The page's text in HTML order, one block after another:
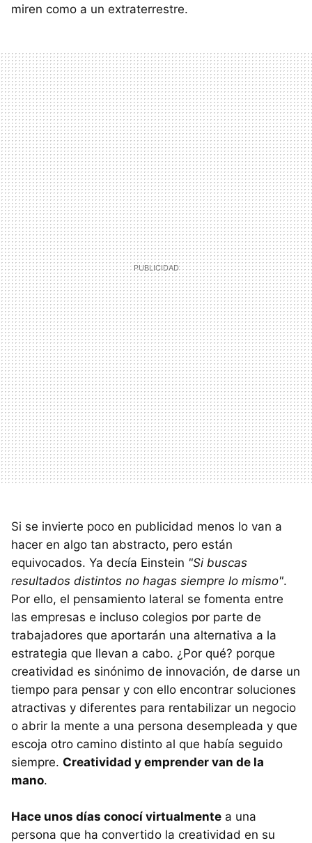
miren como a un extraterrestre.
Si se invierte poco en publicidad menos lo van a
hacer en algo tan abstracto, pero están
equivocados. Ya decía Einstein "Si buscas
resultados distintos no hagas siempre lo mismo".
Por ello, el pensamiento lateral se fomenta entre
las empresas e incluso colegios por parte de
trabajadores que aportarán una alternativa a la
estrategia que llevan a cabo. ¿Por qué? porque
creatividad es sinónimo de innovación, de darse un
tiempo para pensar y con ello encontrar soluciones
atractivas y diferentes para rentabilizar un negocio
o abrir la mente a una persona desempleada y que
escoja otro camino distinto al que había seguido
siempre. Creatividad y emprender van de la
mano.
Hace unos días conocí virtualmente a una
persona que ha convertido la creatividad en su